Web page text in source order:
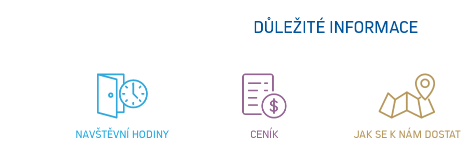
DŮLEŽITÉ INFORMACE
NAVŠTĚVNÍ HODINY CENÍK JAK SE K NÁM DOSTAT